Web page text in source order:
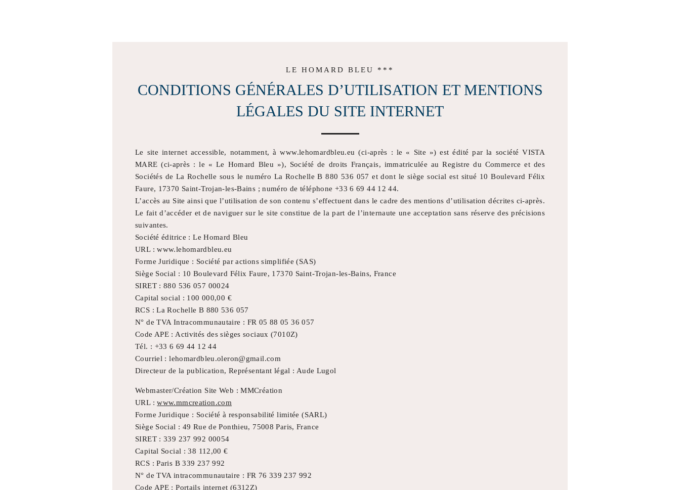
LE HOMARD BLEU ***
CONDITIONS GÉNÉRALES D’UTILISATION ET MENTIONS
LÉGALES DU SITE INTERNET
Le site internet accessible, notamment, à www.lehomardbleu.eu (ci-après : le « Site ») est édité par la société VISTA
MARE (ci-après : le « Le Homard Bleu »), Société de droits Français, immatriculée au Registre du Commerce et des
Sociétés de La Rochelle sous le numéro La Rochelle B 880 536 057 et dont le siège social est situé 10 Boulevard Félix
Faure, 17370 Saint-Trojan-les-Bains ; numéro de téléphone +33 6 69 44 12 44.
L’accès au Site ainsi que l’utilisation de son contenu s’effectuent dans le cadre des mentions d’utilisation décrites ci-après.
Le fait d’accéder et de naviguer sur le site constitue de la part de l’internaute une acceptation sans réserve des précisions
suivantes.
Société éditrice : Le Homard Bleu
URL : www.lehomardbleu.eu
Forme Juridique : Société par actions simplifiée (SAS)
Siège Social : 10 Boulevard Félix Faure, 17370 Saint-Trojan-les-Bains, France
SIRET : 880 536 057 00024
Capital social : 100 000,00 €
RCS : La Rochelle B 880 536 057
N° de TVA Intracommunautaire : FR 05 88 05 36 057
Code APE : Activités des sièges sociaux (7010Z)
Tél. : +33 6 69 44 12 44
Courriel : lehomardbleu.oleron@gmail.com
Directeur de la publication, Représentant légal : Aude Lugol
Webmaster/Création Site Web : MMCréation
URL :www.mmcreation.com
Forme Juridique : Société à responsabilité limitée (SARL)
Siège Social : 49 Rue de Ponthieu, 75008 Paris, France
SIRET : 339 237 992 00054
Capital Social : 38 112,00 €
RCS : Paris B 339 237 992
N° de TVA intracommunautaire : FR 76 339 237 992
Code APE : Portails internet (6312Z)